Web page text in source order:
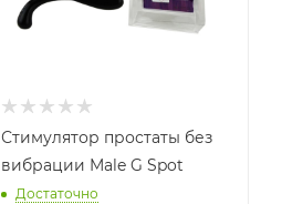
Стимулятор простаты без
вибрации Male G Spot
Достаточно